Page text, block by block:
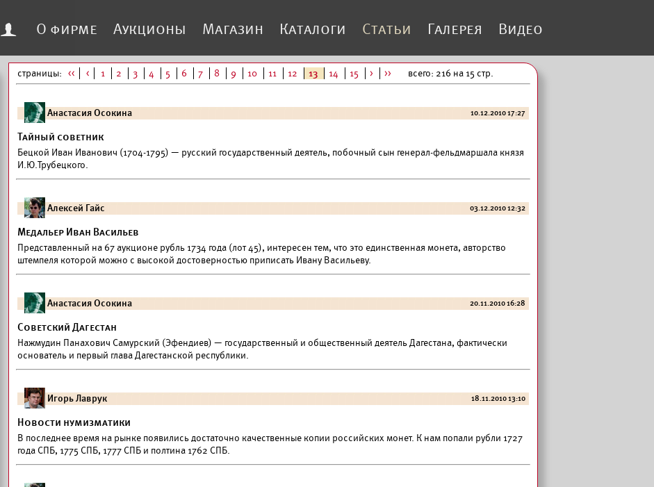
f О фирме Аукционы Магазин Каталоги Статьи Галерея Видео
страницы: << < 1 2 3 4 5 6 7 8 9 10 11 12 13 14 15 > >> всего: 216 на 15 стр.
Анастасия Осокина 10.12.2010 17:27
Тайный советник
Бецкой Иван Иванович (1704-1795) — русский государственный деятель, побочный сын генерал-фельдмаршала князя
И.Ю.Трубецкого.
Алексей Гайс 03.12.2010 12:32
Медальер Иван Васильев
Представленный на 67 аукционе рубль 1734 года (лот 45), интересен тем, что это единственная монета, авторство
штемпеля которой можно с высокой достоверностью приписать Ивану Васильеву.
Анастасия Осокина 20.11.2010 16:28
Советский Дагестан
Нажмудин Панахович Самурский (Эфендиев) — государственный и общественный деятель Дагестана, фактически
основатель и первый глава Дагестанской республики.
Игорь Лаврук 18.11.2010 13:10
Новости нумизматики
В последнее время на рынке появились достаточно качественные копии российских монет. К нам попали рубли 1727
года СПБ, 1775 СПБ, 1777 СПБ и полтина 1762 СПБ.